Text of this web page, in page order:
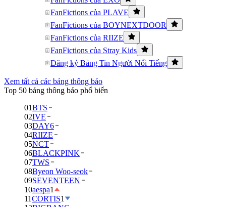
FanFictions của PLAVE
FanFictions của BOYNEXTDOOR
FanFictions của RIIZE
FanFictions của Stray Kids
Đăng ký Bảng Tin Người Nổi Tiếng
Xem tất cả các bảng thông báo
Top 50 bảng thông báo phổ biến
01BTS
02IVE
03DAY6
04RIIZE
05NCT
06BLACKPINK
07TWS
08Byeon Woo-seok
09SEVENTEEN
10aespa1
11CORTIS1